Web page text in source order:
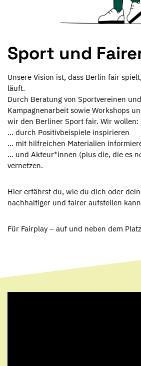
Sport und
Unsere Vision ist, dass Berlin fair
läuft.
Durch Beratung von Sportvereinen
Kampagnenarbeit sowie Workshops
wir den Berliner Sport fair. Wir wollen:
… durch Positivbeispiele inspirieren
… mit hilfreichen Materialien
… und Akteur*innen (plus die, die es
vernetzen.
Hier erfährst du, wie du dich oder
nachhaltiger und fairer aufstellen
Für Fairplay – auf und neben dem